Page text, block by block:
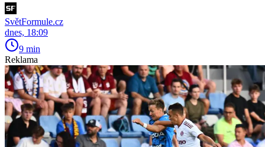
SvětFormule.cz
dnes, 18:09
9 min
Reklama